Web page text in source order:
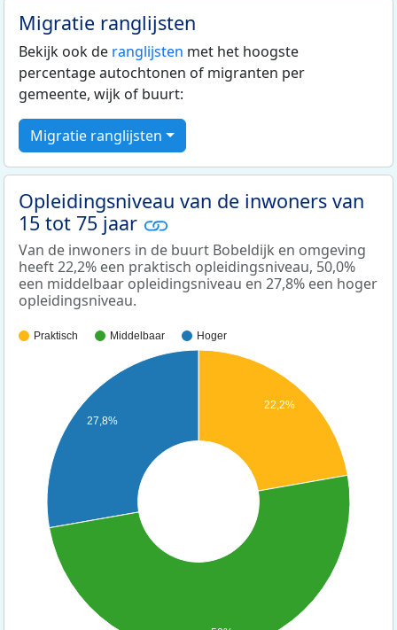
Migratie ranglijsten
Bekijk ook de ranglijsten met het hoogste
percentage autochtonen of migranten per
gemeente, wijk of buurt:
Migratie ranglijsten
Opleidingsniveau van de inwoners van
15 tot 75 jaar
Van de inwoners in de buurt Bobeldijk en omgeving
heeft 22,2% een praktisch opleidingsniveau, 50,0%
een middelbaar opleidingsniveau en 27,8% een hoger
opleidingsniveau.
Praktisch Middelbaar Hoger
22,2%
27,8%